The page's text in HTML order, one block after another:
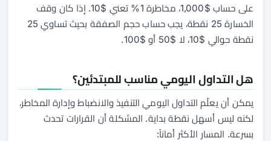
على حساب $1,000، مخاطرة 1% تعني $10. إذا كان وقف
الخسارة 25 نقطة، يجب حساب حجم الصفقة بحيث تساوي 25
نقطة حوالي $10، لا $50 أو $100.
هل التداول اليومي مناسب للمبتدئين؟
يمكن أن يعلّم التداول اليومي التنفيذ والانضباط وإدارة المخاطر،
لكنه ليس أسهل نقطة بداية. المشكلة أن القرارات تحدث
بسرعة. المسار الأكثر أماناً: